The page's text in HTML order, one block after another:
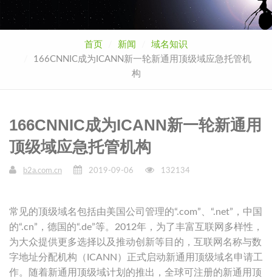
首页 新闻
域名知识
166CNNIC成为ICANN新一轮新通用顶级域应急托管机
构
166CNNIC成为ICANN新一轮新通用
顶级域应急托管机构
b2a.com.cn 2019-09-06 132134
常见的顶级域名包括由美国公司管理的“.com”、“.net”，中国
的“.cn”，德国的“.de”等。2012年，为了丰富互联网多样性，
为大众提供更多选择以及推动创新等目的，互联网名称与数
字地址分配机构（ICANN）正式启动新通用顶级域名申请工
作。随着新通用顶级域计划的推出，全球可注册的新通用顶